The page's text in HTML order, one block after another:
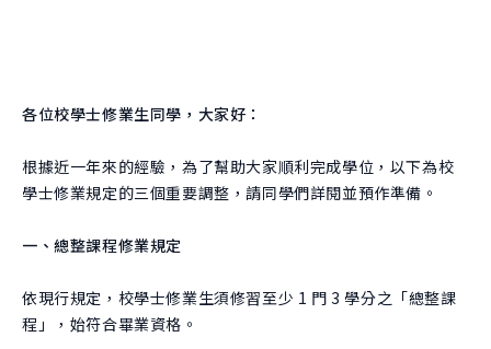
創新與創造力研究中心
肯園 CANJUNE
各位校學士修業生同學，大家好：
根據近一年來的經驗，為了幫助大家順利完成學位，以下為校
學士修業規定的三個重要調整，請同學們詳閱並預作準備。
一、總整課程修業規定
依現行規定，校學士修業生須修習至少 1 門 3 學分之「總整課
程」，始符合畢業資格。